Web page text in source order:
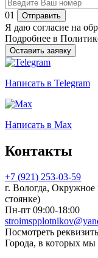
01
Отправить
Я даю согласие на
Подробнее в
Оставить заявку
Написать в Telegram
Написать в Max
Контакты
+7 (921) 253-03-59
г. Вологда,
стоянке)
Пн-пт 09:00-18:00
Посмотреть
Города, в которых мы